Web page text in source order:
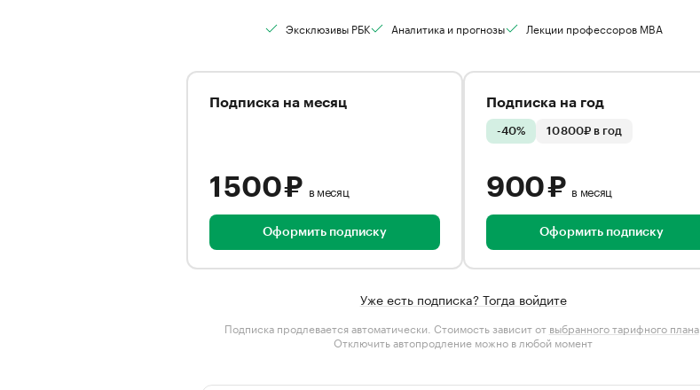
Эксклюзивы РБК Аналитика и прогнозы Лекции профессоров MBA
Подписка на месяц
1 500 ₽ в месяц
Оформить подписку
Подписка на год
-40% 10 800₽ в год
900 ₽ в месяц
Оформить подписку
Уже есть подписка? Тогда войдите
Подписка продлевается автоматически. Стоимость зависит от выбранного тарифного плана.
Отключить автопродление можно в любой момент